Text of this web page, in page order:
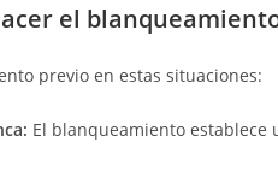
el
previo en estas situaciones:
El blanqueamiento establece